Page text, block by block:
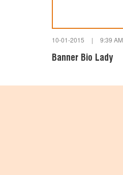
10-01-2015 | 9:39 AM
Banner Bio Lady